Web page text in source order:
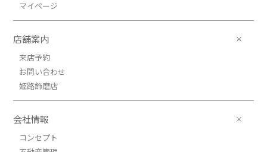
マイページ
店舗案内
来店予約
お問い合わせ
姫路飾磨店
会社情報
コンセプト